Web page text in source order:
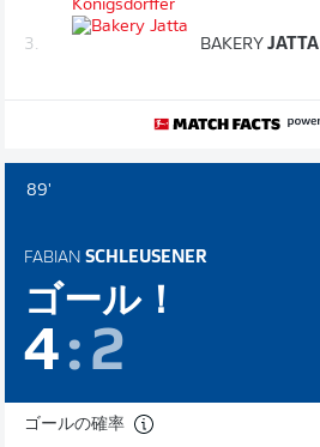
3. BAKERY JATTA
89'
FABIAN SCHLEUSENER
ゴール！
4: 2
ゴールの確率